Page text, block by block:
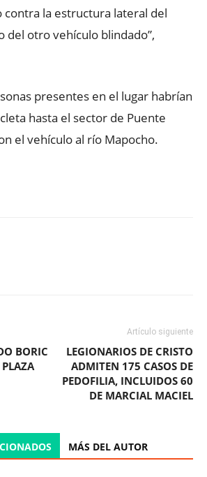
contra la estructura lateral del
del otro vehículo blindado”,
presentes en el lugar habrían
hasta el sector de Puente
el vehículo al río Mapocho.
BORIC
Artículo siguiente
LEGIONARIOS DE CRISTO
ADMITEN 175 CASOS DE
PEDOFILIA, INCLUIDOS 60
DE MARCIAL MACIEL
MÁS DEL AUTOR